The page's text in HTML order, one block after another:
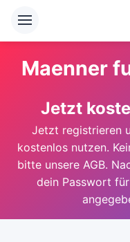
Maenner
Jetzt
Jetzt registrieren
kostenlos nutzen.
bitte unsere AGB.
dein Passwort